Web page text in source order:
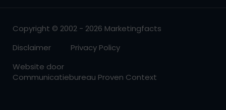
Copyright © 2002 - 2026 Marketingfacts
Disclaimer
Privacy Policy
Website door
Communicatiebureau Proven Context